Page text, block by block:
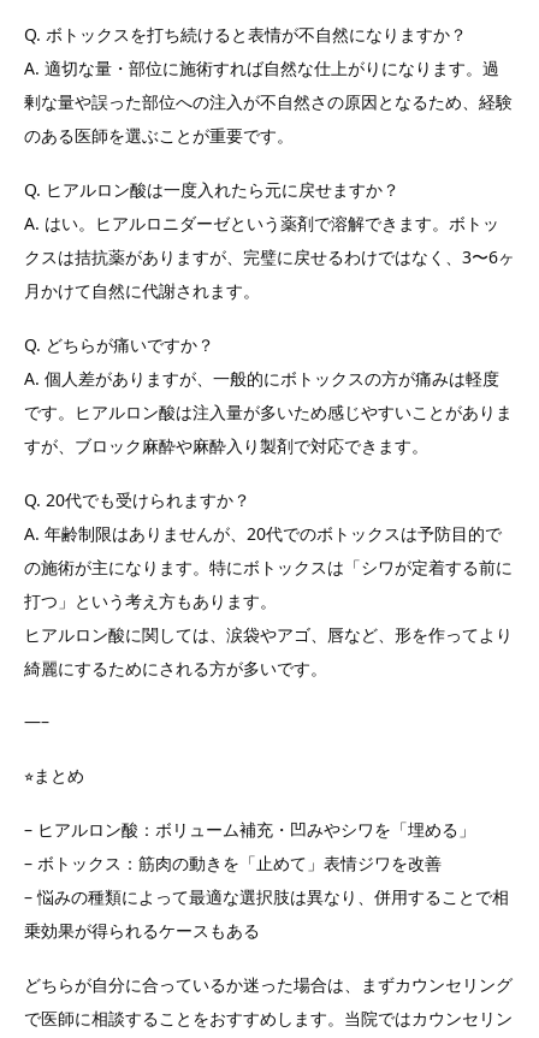
Q. ボトックスを打ち続けると表情が不自然になりますか？
A. 適切な量・部位に施術すれば自然な仕上がりになります。過
剰な量や誤った部位への注入が不自然さの原因となるため、経験
のある医師を選ぶことが重要です。
Q. ヒアルロン酸は一度入れたら元に戻せますか？
A. はい。ヒアルロニダーゼという薬剤で溶解できます。ボトッ
クスは拮抗薬がありますが、完璧に戻せるわけではなく、3〜6ヶ
月かけて自然に代謝されます。
Q. どちらが痛いですか？
A. 個人差がありますが、一般的にボトックスの方が痛みは軽度
です。ヒアルロン酸は注入量が多いため感じやすいことがありま
すが、ブロック麻酔や麻酔入り製剤で対応できます。
Q. 20代でも受けられますか？
A. 年齢制限はありませんが、20代でのボトックスは予防目的で
の施術が主になります。特にボトックスは「シワが定着する前に
打つ」という考え方もあります。
ヒアルロン酸に関しては、涙袋やアゴ、唇など、形を作ってより
綺麗にするためにされる方が多いです。
—–
⭐︎まとめ
– ヒアルロン酸：ボリューム補充・凹みやシワを「埋める」
– ボトックス：筋肉の動きを「止めて」表情ジワを改善
– 悩みの種類によって最適な選択肢は異なり、併用することで相
乗効果が得られるケースもある
どちらが自分に合っているか迷った場合は、まずカウンセリング
で医師に相談することをおすすめします。当院ではカウンセリン